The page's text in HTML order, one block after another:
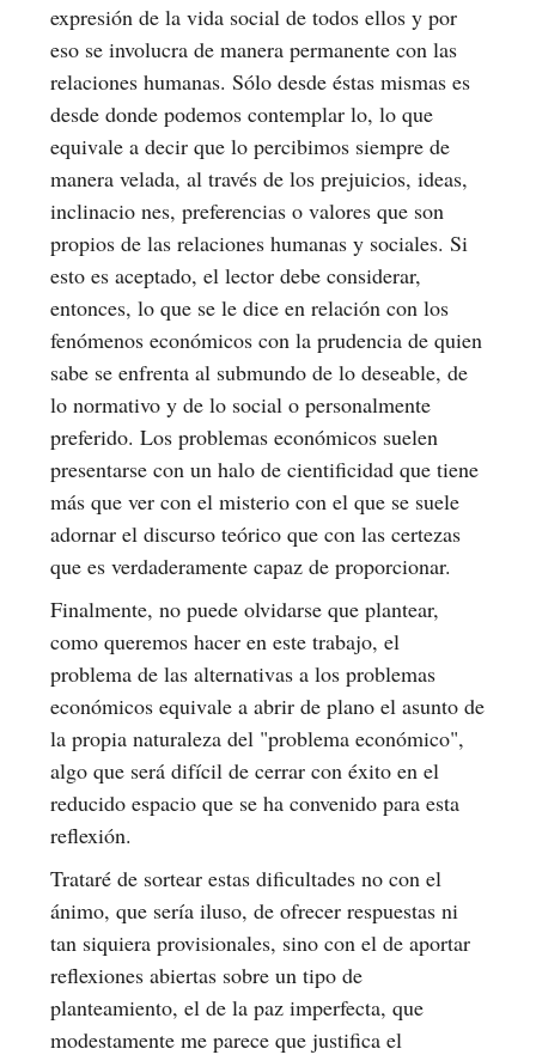
expresión de la vida social de todos ellos y por
eso se involucra de manera permanente con las
relaciones humanas. Sólo desde éstas mismas es
desde donde podemos contemplar lo, lo que
equivale a decir que lo percibimos siempre de
manera velada, al través de los prejuicios, ideas,
inclinacio nes, preferencias o valores que son
propios de las relaciones humanas y sociales. Si
esto es aceptado, el lector debe considerar,
entonces, lo que se le dice en relación con los
fenómenos económicos con la prudencia de quien
sabe se enfrenta al submundo de lo deseable, de
lo normativo y de lo social o personalmente
preferido. Los problemas económicos suelen
presentarse con un halo de cientificidad que tiene
más que ver con el misterio con el que se suele
adornar el discurso teórico que con las certezas
que es verdaderamente capaz de proporcionar.
Finalmente, no puede olvidarse que plantear,
como queremos hacer en este trabajo, el
problema de las alternativas a los problemas
económicos equivale a abrir de plano el asunto de
la propia naturaleza del "problema económico",
algo que será difícil de cerrar con éxito en el
reducido espacio que se ha convenido para esta
reflexión.
Trataré de sortear estas dificultades no con el
ánimo, que sería iluso, de ofrecer respuestas ni
tan siquiera provisionales, sino con el de aportar
reflexiones abiertas sobre un tipo de
planteamiento, el de la paz imperfecta, que
modestamente me parece que justifica el